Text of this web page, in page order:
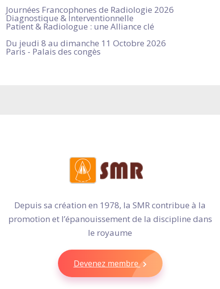
Journées Francophones de Radiologie 2026
Diagnostique & Interventionnelle
Patient & Radiologue : une Alliance clé
Du jeudi 8 au dimanche 11 Octobre 2026
Paris - Palais des congès
Depuis sa création en 1978, la SMR contribue à la
promotion et l’épanouissement de la discipline dans
le royaume
Devenez membre